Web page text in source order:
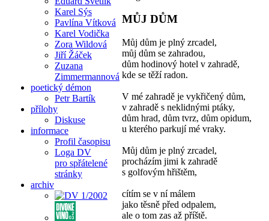
Karel Sýs
Pavlína Vítková
Karel Vodička
Zora Wildová
Jiří Žáček
Zuzana
Zimmermannová
poetický démon
Petr Bartík
přílohy
Diskuse
informace
Profil časopisu
Loga DV
pro spřátelené
stránky
archiv
MŮJ DŮM
Můj dům je plný zrcadel,
můj dům se zahradou,
dům hodinový hotel v zahradě,
kde se těží radon.
V mé zahradě je vykřičený dům,
v zahradě s neklidnými ptáky,
dům hrad, dům tvrz, dům opidum,
u kterého parkují mé vraky.
Můj dům je plný zrcadel,
procházím jimi k zahradě
s golfovým hřištěm,
cítím se v ní málem
jako těsně před odpalem,
ale o tom zas až příště.